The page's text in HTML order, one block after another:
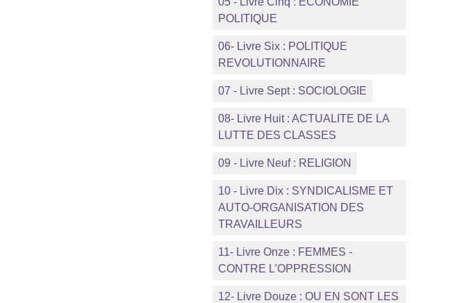
POLITIQUE
06- Livre Six : POLITIQUE
REVOLUTIONNAIRE
07 - Livre Sept : SOCIOLOGIE
08- Livre Huit : ACTUALITE DE LA
LUTTE DES CLASSES
09 - Livre Neuf : RELIGION
10 - Livre Dix : SYNDICALISME ET
AUTO-ORGANISATION DES
TRAVAILLEURS
11- Livre Onze : FEMMES -
CONTRE L’OPPRESSION
12- Livre Douze : OU EN SONT LES